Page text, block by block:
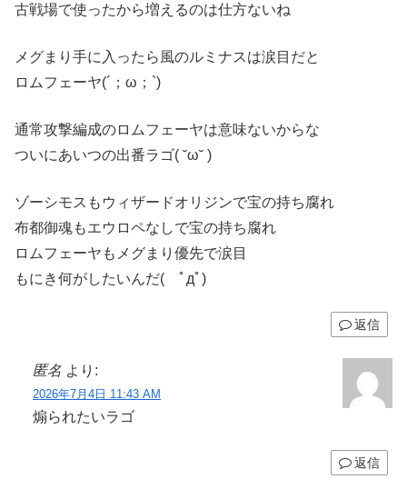
古戦場で使ったから増えるのは仕方ないね
メグまり手に入ったら風のルミナスは涙目だと
ロムフェーヤ(´；ω；`)
通常攻撃編成のロムフェーヤは意味ないからな
ついにあいつの出番ラゴ( ˘ω˘ )
ゾーシモスもウィザードオリジンで宝の持ち腐れ
布都御魂もエウロペなしで宝の持ち腐れ
ロムフェーヤもメグまり優先で涙目
もにき何がしたいんだ( ﾟдﾟ)
返信
匿名 より:
2026年7月4日 11:43 AM
煽られたいラゴ
返信